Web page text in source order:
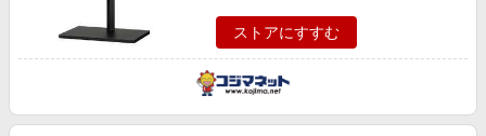
ストアにすすむ